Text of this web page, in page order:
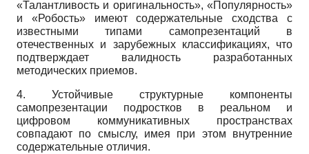
«Талантливость и оригинальность», «Популярность»
и «Робость» имеют содержательные сходства с
известными типами самопрезентаций в
отечественных и зарубежных классификациях, что
подтверждает валидность разработанных
методических приемов.
4. Устойчивые структурные компоненты
самопрезентации подростков в реальном и
цифровом коммуникативных пространствах
совпадают по смыслу, имея при этом внутренние
содержательные отличия.